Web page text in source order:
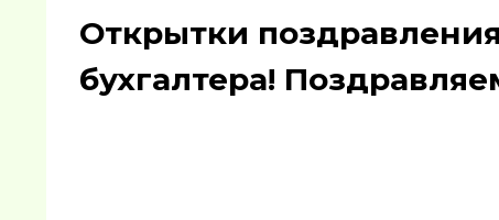
Открытки
бухгалтера!